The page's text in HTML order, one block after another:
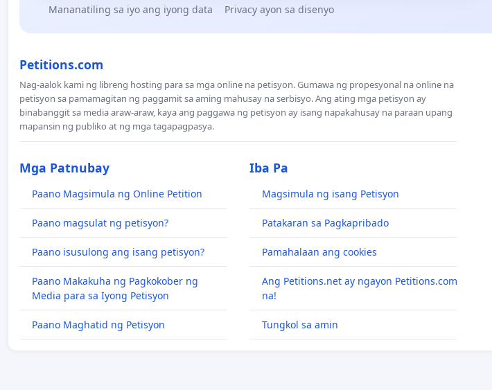
Mananatiling sa iyo ang iyong data Privacy ayon sa disenyo
Petitions.com
Nag-aalok kami ng libreng hosting para sa mga online na petisyon. Gumawa ng propesyonal na online na
petisyon sa pamamagitan ng paggamit sa aming mahusay na serbisyo. Ang ating mga petisyon ay
binabanggit sa media araw-araw, kaya ang paggawa ng petisyon ay isang napakahusay na paraan upang
mapansin ng publiko at ng mga tagapagpasya.
Mga Patnubay
Paano Magsimula ng Online Petition
Paano magsulat ng petisyon?
Paano isusulong ang isang petisyon?
Paano Makakuha ng Pagkokober ng
Media para sa Iyong Petisyon
Paano Maghatid ng Petisyon
Iba Pa
Magsimula ng isang Petisyon
Patakaran sa Pagkapribado
Pamahalaan ang cookies
Ang Petitions.net ay ngayon Petitions.com
na!
Tungkol sa amin